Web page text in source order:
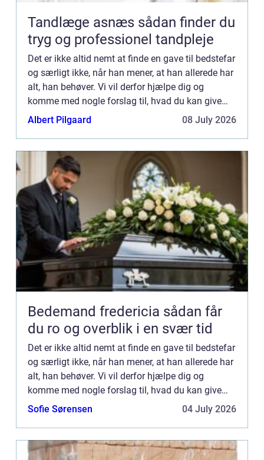
Tandlæge asnæs sådan finder du
tryg og professionel tandpleje
Det er ikke altid nemt at finde en gave til bedstefar
og særligt ikke, når han mener, at han allerede har
alt, han behøver. Vi vil derfor hjælpe dig og
komme med nogle forslag til, hvad du kan give
din bedstefar i gave. Du ka...
Albert Pilgaard 08 July 2026
Bedemand fredericia sådan får
du ro og overblik i en svær tid
Det er ikke altid nemt at finde en gave til bedstefar
og særligt ikke, når han mener, at han allerede har
alt, han behøver. Vi vil derfor hjælpe dig og
komme med nogle forslag til, hvad du kan give
din bedstefar i gave. Du ka...
Sofie Sørensen 04 July 2026